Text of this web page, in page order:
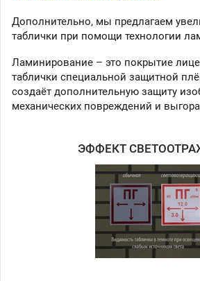
Дополнительно, мы предлагаем
таблички при помощи технологии
Ламинирование – это покрытие
таблички специальной защитной
создаёт дополнительную защиту
механических повреждений и
ЭФФЕКТ